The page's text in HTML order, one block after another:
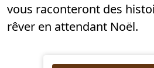
vous raconteront des
rêver en attendant Noël.